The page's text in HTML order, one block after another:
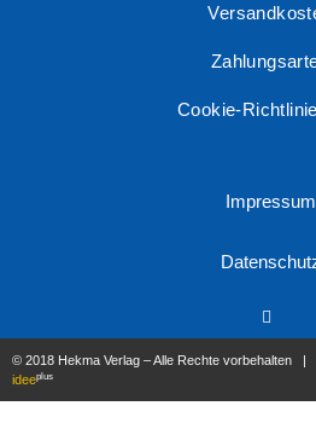
Cookie-
Impressum
© 2018 Hekma Verlag – Alle Rechte vorbehalten |
ideeplus